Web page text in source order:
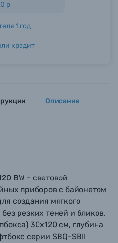
товары)
р
1 год
кредит
Описание
BW - световой
приборов с байонетом
создания мягкого
резких теней и бликов.
30х120 см, глубина
серии SBQ-SBII